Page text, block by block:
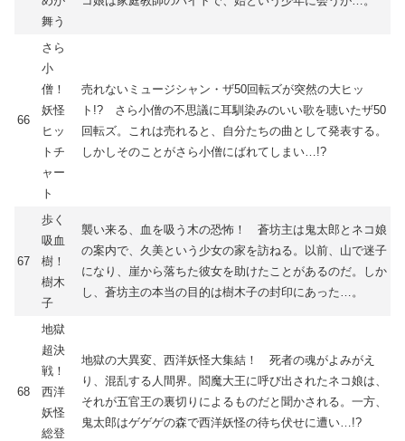
舞う
66
さら
小
僧！
妖怪
ヒッ
トチ
ャー
ト
売れないミュージシャン・ザ50回転ズが突然の大ヒッ
ト!? さら小僧の不思議に耳馴染みのいい歌を聴いたザ50
回転ズ。これは売れると、自分たちの曲として発表する。
しかしそのことがさら小僧にばれてしまい…!?
67
歩く
吸血
樹！
樹木
子
襲い来る、血を吸う木の恐怖！ 蒼坊主は鬼太郎とネコ娘
の案内で、久美という少女の家を訪ねる。以前、山で迷子
になり、崖から落ちた彼女を助けたことがあるのだ。しか
し、蒼坊主の本当の目的は樹木子の封印にあった…。
68
地獄
超決
戦！
西洋
妖怪
総登
地獄の大異変、西洋妖怪大集結！ 死者の魂がよみがえ
り、混乱する人間界。閻魔大王に呼び出されたネコ娘は、
それが五官王の裏切りによるものだと聞かされる。一方、
鬼太郎はゲゲゲの森で西洋妖怪の待ち伏せに遭い…!?